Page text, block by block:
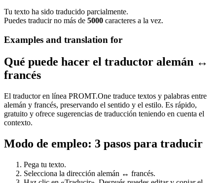
Tu texto ha sido traducido parcialmente.
Puedes traducir no más de 5000 caracteres a la vez.
Examples and translation for
Qué puede hacer el traductor alemán ↔
francés
El traductor en línea PROMT.One traduce textos y palabras entre
alemán y francés, preservando el sentido y el estilo. Es rápido,
gratuito y ofrece sugerencias de traducción teniendo en cuenta el
contexto.
Modo de empleo: 3 pasos para traducir
Pega tu texto.
Selecciona la dirección alemán ↔ francés.